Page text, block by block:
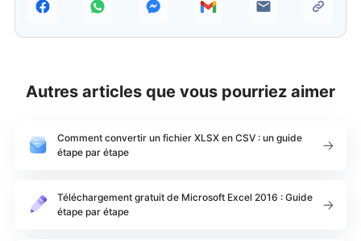
Autres articles que vous pourriez aimer
Comment convertir un fichier XLSX en CSV : un guide
étape par étape
Téléchargement gratuit de Microsoft Excel 2016 : Guide
étape par étape